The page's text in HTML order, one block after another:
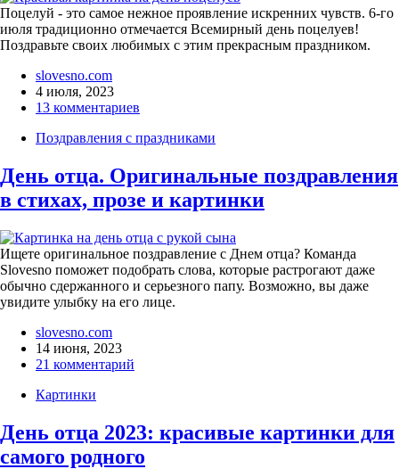
Поцелуй - это самое нежное проявление искренних чувств. 6-го
июля традиционно отмечается Всемирный день поцелуев!
Поздравьте своих любимых с этим прекрасным праздником.
slovesno.com
4 июля, 2023
13 комментариев
Поздравления с праздниками
День отца. Оригинальные поздравления
в стихах, прозе и картинки
Ищете оригинальное поздравление с Днем отца? Команда
Slovesno поможет подобрать слова, которые растрогают даже
обычно сдержанного и серьезного папу. Возможно, вы даже
увидите улыбку на его лице.
slovesno.com
14 июня, 2023
21 комментарий
Картинки
День отца 2023: красивые картинки для
самого родного